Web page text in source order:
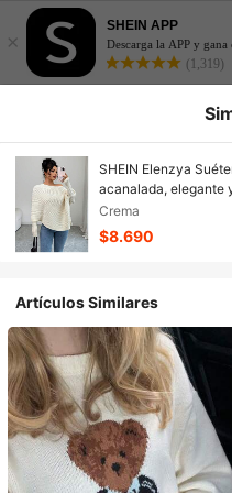
×
SHEIN APP
Descarga la APP y
(1,319)
SHEIN Elenzya
acanalada, elegante
Crema
$8.690
Artículos Similares